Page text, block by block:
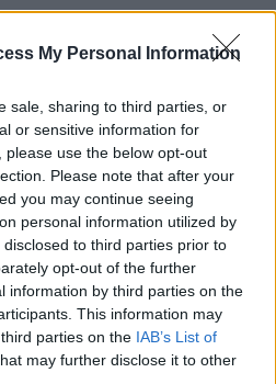
My Personal Information
sale, sharing to third parties, or
or sensitive information for
use the below opt-out
Please note that after your
you may continue seeing
personal information utilized by
to third parties prior to
opt-out of the further
information by third parties on the
This information may
parties on the IAB’s List of
may further disclose it to other
Na sua visão,
sobrecarga, enquanto o stress
níveis de cortisol e
cognitivo.
ressalta que não há
digital provoque mudanças
A adaptação observada,
neuroplasticidade, processo
se reorganizam em
Open 2026”
ATP com
Luca Van Assche
on 07/08/2026
2026” decorreu entre os
de Ténis do Estoril, em